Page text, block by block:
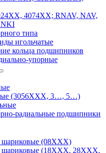
4074ХХ; RNAV, NAV,
типа
игольчатые
кольца подшипников
упорные
(3056ХХХ, 3…, 5…)
радиальные подшипники
(08XXX)
(18XXX, 28XXХ,